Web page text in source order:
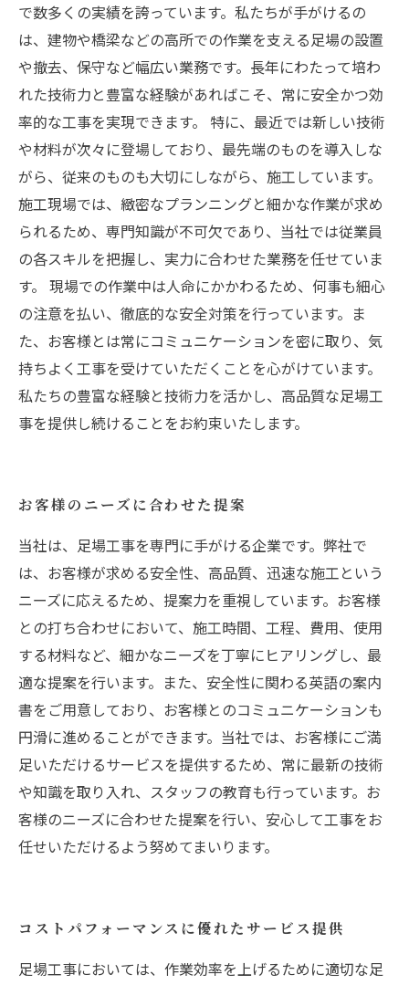
で数多くの実績を誇っています。私たちが手がけるの
は、建物や橋梁などの高所での作業を支える足場の設置
や撤去、保守など幅広い業務です。長年にわたって培わ
れた技術力と豊富な経験があればこそ、常に安全かつ効
率的な工事を実現できます。 特に、最近では新しい技術
や材料が次々に登場しており、最先端のものを導入しな
がら、従来のものも大切にしながら、施工しています。
施工現場では、緻密なプランニングと細かな作業が求め
られるため、専門知識が不可欠であり、当社では従業員
の各スキルを把握し、実力に合わせた業務を任せていま
す。 現場での作業中は人命にかかわるため、何事も細心
の注意を払い、徹底的な安全対策を行っています。ま
た、お客様とは常にコミュニケーションを密に取り、気
持ちよく工事を受けていただくことを心がけています。
私たちの豊富な経験と技術力を活かし、高品質な足場工
事を提供し続けることをお約束いたします。
お客様のニーズに合わせた提案
当社は、足場工事を専門に手がける企業です。弊社で
は、お客様が求める安全性、高品質、迅速な施工という
ニーズに応えるため、提案力を重視しています。お客様
との打ち合わせにおいて、施工時間、工程、費用、使用
する材料など、細かなニーズを丁寧にヒアリングし、最
適な提案を行います。また、安全性に関わる英語の案内
書をご用意しており、お客様とのコミュニケーションも
円滑に進めることができます。当社では、お客様にご満
足いただけるサービスを提供するため、常に最新の技術
や知識を取り入れ、スタッフの教育も行っています。お
客様のニーズに合わせた提案を行い、安心して工事をお
任せいただけるよう努めてまいります。
コストパフォーマンスに優れたサービス提供
足場工事においては、作業効率を上げるために適切な足